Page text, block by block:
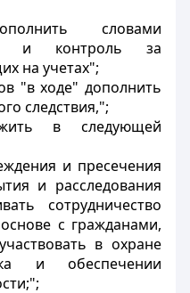
словами
и контроль за
на учетах";
"в ходе" дополнить
следствия,";
в следующей
и пресечения
и расследования
сотрудничество
с гражданами,
в охране
и обеспечении